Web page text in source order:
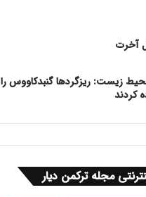
آخرت
زیست: ریزگردها گنبدکاووس را
مجله ترکمن دیار